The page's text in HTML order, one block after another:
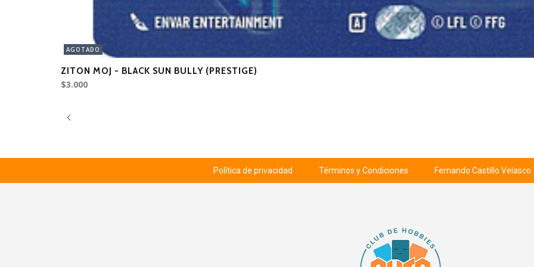
AGOTADO
ZITON MOJ - BLACK SUN BULLY (PRESTIGE)
$3.000
Política de privacidad Términos y Condiciones Fernando Castillo Velasco